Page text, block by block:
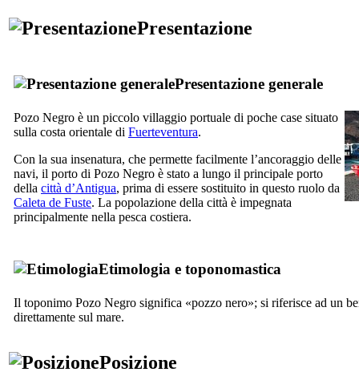
Presentazione
Presentazione generale
Pozo Negro è un piccolo villaggio portuale di poche case situato
sulla costa orientale di Fuerteventura.
Con la sua insenatura, che permette facilmente l’ancoraggio delle
navi, il porto di Pozo Negro è stato a lungo il principale porto
della città d’Antigua, prima di essere sostituito in questo ruolo da
Caleta de Fuste. La popolazione della città è impegnata
principalmente nella pesca costiera.
Etimologia e toponomastica
Il toponimo Pozo Negro significa «pozzo nero»; si riferisce ad un
direttamente sul mare.
Posizione